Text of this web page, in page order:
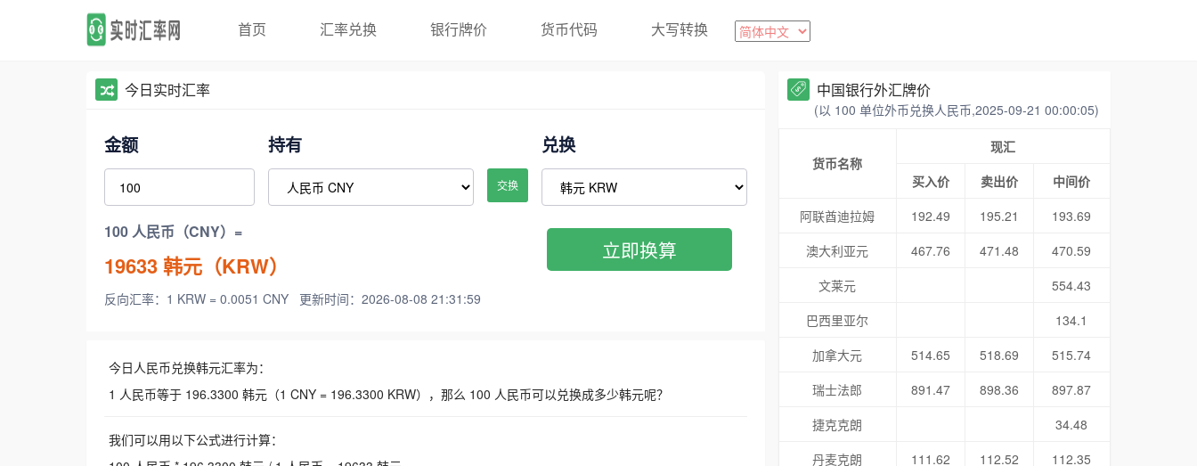
首页 汇率兑换 银行牌价 货币代码 大写转换
今日实时汇率
金额 持有
交换
兑换
100 人民币（CNY）=
19633韩元（KRW）
反向汇率：1 KRW = 0.0051 CNY 更新时间：2026-08-08 21:31:59
立即换算
今日人民币兑换韩元汇率为：
1 人民币等于 196.3300 韩元（1 CNY = 196.3300 KRW），那么 100 人民币可以兑换成多少韩元呢？
我们可以用以下公式进行计算：
中国银行外汇牌价
(以 100 单位外币兑换人民币,2025-09-21 00:00:05)
货币名称
现汇
买入价
卖出价
中间价
阿联酋迪拉姆
192.49 195.21
193.69
澳大利亚元
467.76 471.48
470.59
文莱元
554.43
巴西里亚尔
134.1
加拿大元
514.65 518.69
515.74
瑞士法郎
891.47 898.36
897.87
捷克克朗
34.48
丹麦克朗
111.62 112.52
112.35